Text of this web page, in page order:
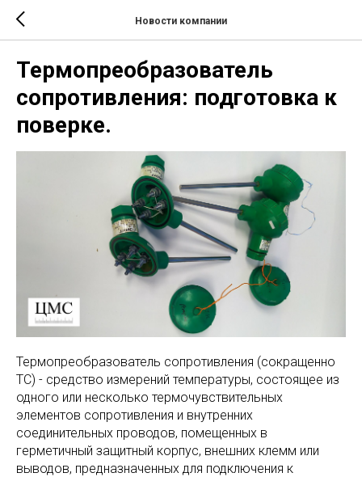
Новости компании
Термопреобразователь
сопротивления: подготовка к
поверке.
Термопреобразователь сопротивления (сокращенно
ТС) - средство измерений температуры, состоящее из
одного или несколько термочувствительных
элементов сопротивления и внутренних
соединительных проводов, помещенных в
герметичный защитный корпус, внешних клемм или
выводов, предназначенных для подключения к